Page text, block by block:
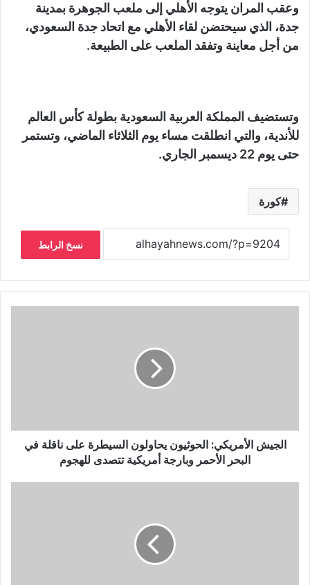
وعقب المران يتوجه الأهلي إلى ملعب الجوهرة بمدينة
جدة، الذي سيحتضن لقاء الأهلي مع اتحاد جدة السعودي،
من أجل معاينة وتفقد الملعب على الطبيعة.
وتستضيف المملكة العربية السعودية بطولة كأس العالم
للأندية، والتي انطلقت مساء يوم الثلاثاء الماضي، وتستمر
حتى يوم 22 ديسمبر الجاري.
كورة
نسخ الرابط
الجيش الأمريكي: الحوثيون يحاولون السيطرة على ناقلة في
البحر الأحمر وبارجة أمريكية تتصدى للهجوم